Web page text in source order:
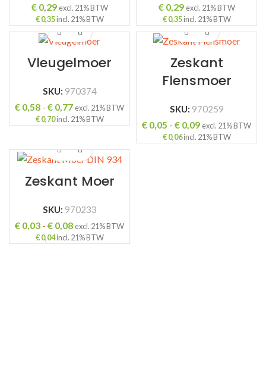
€0,29 excl. 21% BTW
€0,35incl. 21% BTW
€0,29 excl. 21% BTW
€0,35incl. 21% BTW
Vleugelmoer
SKU: 970374
€ 0,58 - € 0,77Prijsklasse:
€ 0,58
excl. 21% BTW
€0,70incl. 21% BTW
Zeskant
Flensmoer
SKU: 970259
€ 0,05 - € 0,09Prijsklasse:
€ 0,05
excl. 21% BTW
€0,06incl. 21% BTW
Zeskant Moer
SKU: 970233
€ 0,03 - € 0,08Prijsklasse:
€ 0,03
excl. 21% BTW
€0,04incl. 21% BTW